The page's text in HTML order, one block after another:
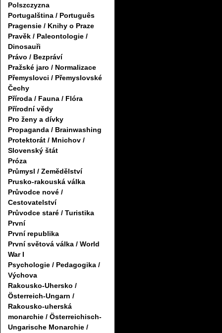
Polszczyzna
Portugalština / Português
Pragensie / Knihy o Praze
Pravěk / Paleontologie /
Dinosauři
Právo / Bezpráví
Pražské jaro / Normalizace
Přemyslovci / Přemyslovské
Čechy
Příroda / Fauna / Flóra
Přírodní vědy
Pro ženy a dívky
Propaganda / Brainwashing
Protektorát / Mnichov /
Slovenský štát
Próza
Průmysl / Zemědělství
Prusko-rakouská válka
Průvodce nové /
Cestovatelství
Průvodce staré / Turistika
První
První republika
První světová válka / World
War I
Psychologie / Pedagogika /
Výchova
Rakousko-Uhersko /
Österreich-Ungarn /
Rakousko-uherská
monarchie / Österreichisch-
Ungarische Monarchie /